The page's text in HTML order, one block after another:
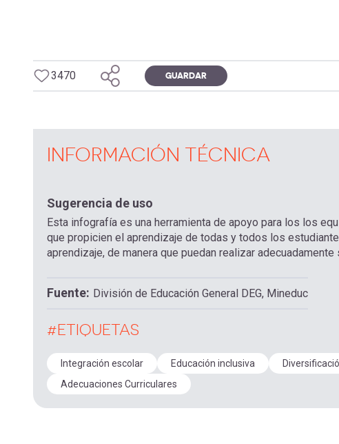
3470 GUARDAR
INFORMACIÓN TÉCNICA
Sugerencia de uso
Esta infografía es una herramienta de apoyo para los los
que propicien el aprendizaje de todas y todos los
aprendizaje, de manera que puedan realizar
Fuente División de Educación General DEG, Mineduc
#ETIQUETAS
Integración escolar Educación inclusiva
Adecuaciones Curriculares